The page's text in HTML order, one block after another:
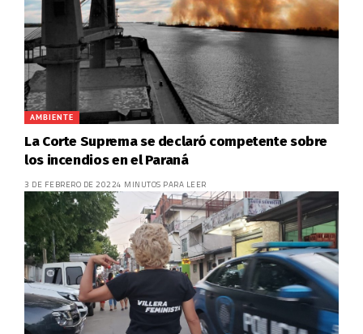
AMBIENTE
La Corte Suprema se declaró competente sobre
los incendios en el Paraná
3 DE FEBRERO DE 20224 MINUTOS PARA LEER